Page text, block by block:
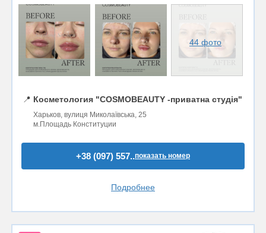
44 фото
📍 Косметология "COSMOBEAUTY -приватна студія"
Харьков, вулиця Миколаївська, 25
м.Площадь Конституции
+38 (097) 557..показать номер
Подробнее